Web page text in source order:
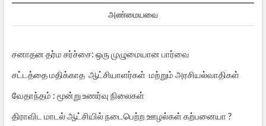
அண்மையவை
சனாதன தர்ம சர்ச்சை: ஒரு முழுமையான பார்வை
சட்டத்தை மதிக்காத ஆட்சியாளர்கள் மற்றும் அரசியல்வாதிகள்
வேதாந்தம் : மூன்று உணர்வு நிலைகள்
திராவிட மாடல் ஆட்சியில் நடைபெற்ற ஊழல்கள் கற்பனையா ?